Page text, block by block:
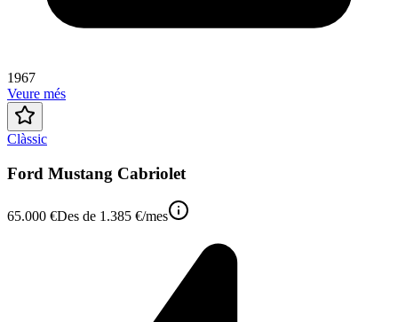
1967
Veure més
Clàssic
Ford Mustang Cabriolet
65.000 €Des de 1.385 €/mes